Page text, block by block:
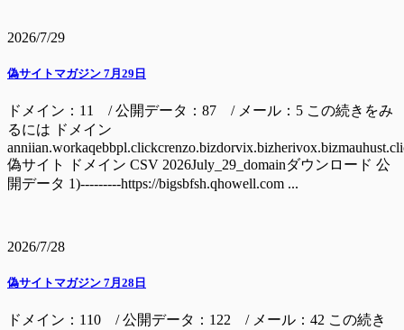
2026/7/29
偽サイトマガジン 7月29日
ドメイン：11 / 公開データ：87 / メール：5 この続きをみ
るには ドメイン
偽サイト ドメイン CSV 2026July_29_domainダウンロード 公
開データ 1)---------https://bigsbfsh.qhowell.com ...
2026/7/28
偽サイトマガジン 7月28日
ドメイン：110 / 公開データ：122 / メール：42 この続き